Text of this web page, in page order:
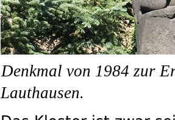
Denkmal von 1984 zur
Lauthausen.